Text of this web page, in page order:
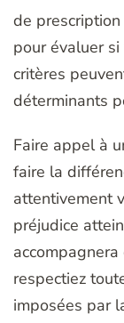
de
pour évaluer
critères
déterminants
Faire appel à
faire la
attentivement
préjudice
respectiez
imposées par